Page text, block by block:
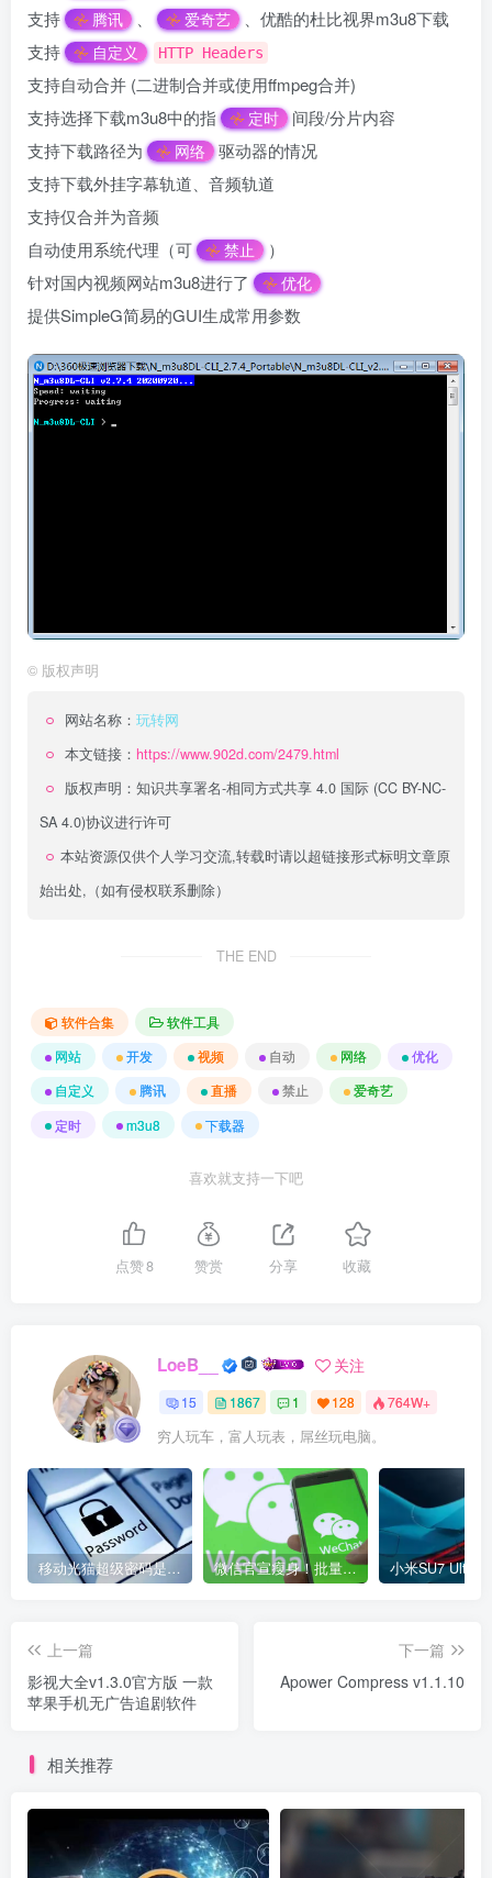
支持
腾讯 爱奇艺
、优酷的杜比视界m3u8下载
支持
自定义 HTTP Headers
支持自动合并 (二进制合并或使用ffmpeg合并)
支持选择下载m3u8中的指
定时
间段/分片内容
支持下载路径为
网络
驱动器的情况
支持下载外挂字幕轨道、音频轨道
支持仅合并为音频
自动使用系统代理（可
禁止
）
针对国内视频网站m3u8进行了
优化
提供SimpleG简易的GUI生成常用参数
© 版权声明
网站名称： 玩转网
本文链接： https://www.902d.com/2479.html
版权声明： 知识共享署名-相同方式共享 4.0 国际 (CC BY-NC-
SA 4.0)协议进行许可
本站资源仅供个人学习交流,转载时请以超链接形式标明文章原
始出处,（如有侵权联系删除）
THE END
软件合集
软件工具
网站
开发 视频 自动 网络
优化
自定义
腾讯 直播 禁止
爱奇艺
定时
m3u8 下载器
喜欢就支持一下吧
点赞8 赞赏 分享 收藏
LoeB__ 关注
15 1867 1 128 764W+
穷人玩车，富人玩表，屌丝玩电脑。
移动光猫超级密码是多少？移动光猫超级管理员后台账号与密码 微信官宣瘦身！批量清理原图新功能来了 安卓、iOS均可使用
上一篇
影视大全v1.3.0官方版 一款
苹果手机无广告追剧软件
下一篇
Apower Compress v1.1.10
相关推荐